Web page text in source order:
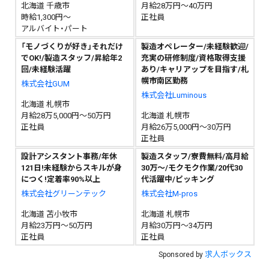
北海道 千歳市
時給1,300円～
アルバイト・パート
月給28万円～40万円
正社員
「モノづくりが好き」それだけ
でOK!/製造スタッフ/昇給年2
回/未経験活躍
株式会社GUM
北海道 札幌市
月給28万5,000円～50万円
正社員
製造オペレーター/未経験歓迎/
充実の研修制度/資格取得支援
あり/キャリアップを目指す/札
幌市南区勤務
株式会社Luminous
北海道 札幌市
月給26万5,000円～30万円
正社員
設計アシスタント事務/年休
121日!未経験からスキルが身
につく!定着率90%以上
株式会社グリーンテック
北海道 苫小牧市
月給23万円～50万円
正社員
製造スタッフ/寮費無料/高月給
30万〜/モクモク作業/20代30
代活躍中/ピッキング
株式会社M-pros
北海道 札幌市
月給30万円～34万円
正社員
Sponsored by 求人ボックス